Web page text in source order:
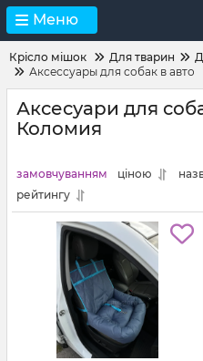
Меню
Крісло мішок Для тварин
Аксессуары для собак в авто
Аксесуари для
Коломия
замовчуванням ціною
рейтингу